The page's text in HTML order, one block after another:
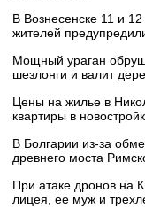
В Вознесенске 11 и
жителей
Мощный ураган
шезлонги и валит
Цены на жилье в
квартиры в
В Болгарии из-за
древнего моста
При атаке дронов на
лицея, ее муж и